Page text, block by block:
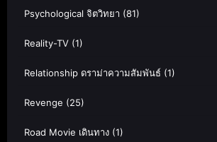
Psychological จิตวิทยา (81)
Reality-TV (1)
Relationship ดราม่าความสัมพันธ์ (1)
Revenge (25)
Road Movie เดินทาง (1)